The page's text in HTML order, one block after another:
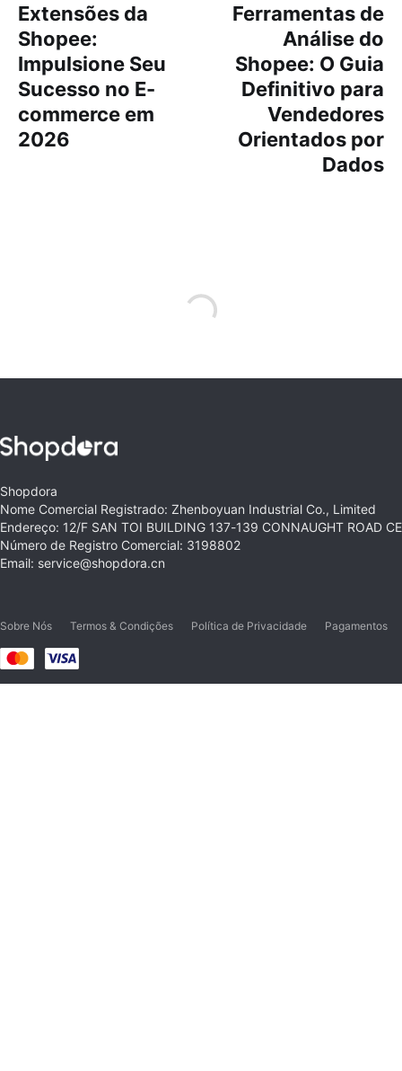
Extensões da
Shopee:
Impulsione Seu
Sucesso no E-
commerce em
2026
Ferramentas de
Análise do
Shopee: O Guia
Definitivo para
Vendedores
Orientados por
Dados
Shopdora
Nome Comercial Registrado: Zhenboyuan Industrial Co., Limited
Endereço: 12/F SAN TOI BUILDING 137-139 CONNAUGHT ROAD
Número de Registro Comercial: 3198802
Email: service@shopdora.cn
Sobre Nós Termos & Condições Política de Privacidade Pagamentos